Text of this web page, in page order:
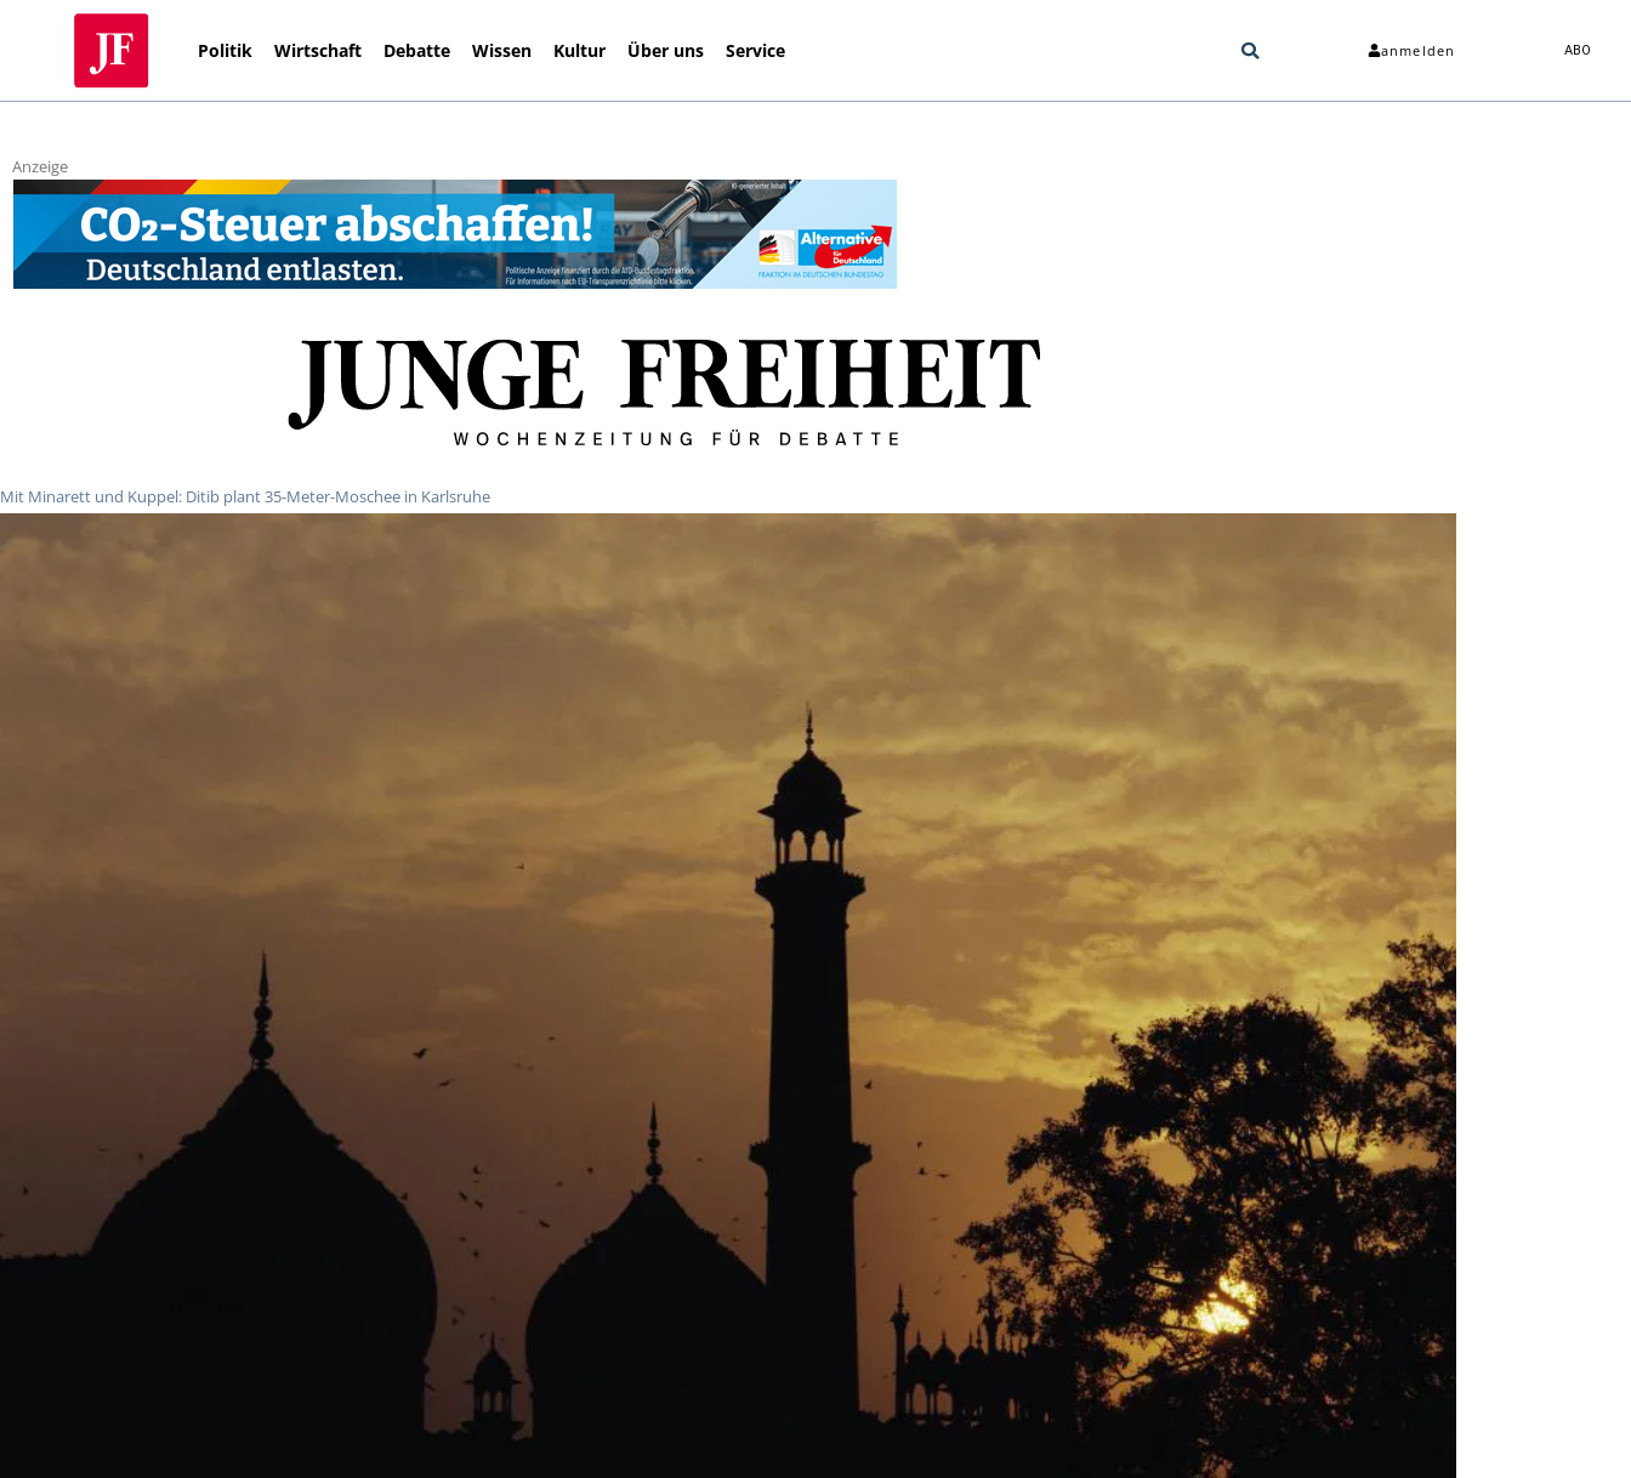
Politik Wirtschaft Debatte Wissen Kultur Über uns Service anmelden ABO
Anzeige
Mit Minarett und Kuppel: Ditib plant 35-Meter-Moschee in Karlsruhe